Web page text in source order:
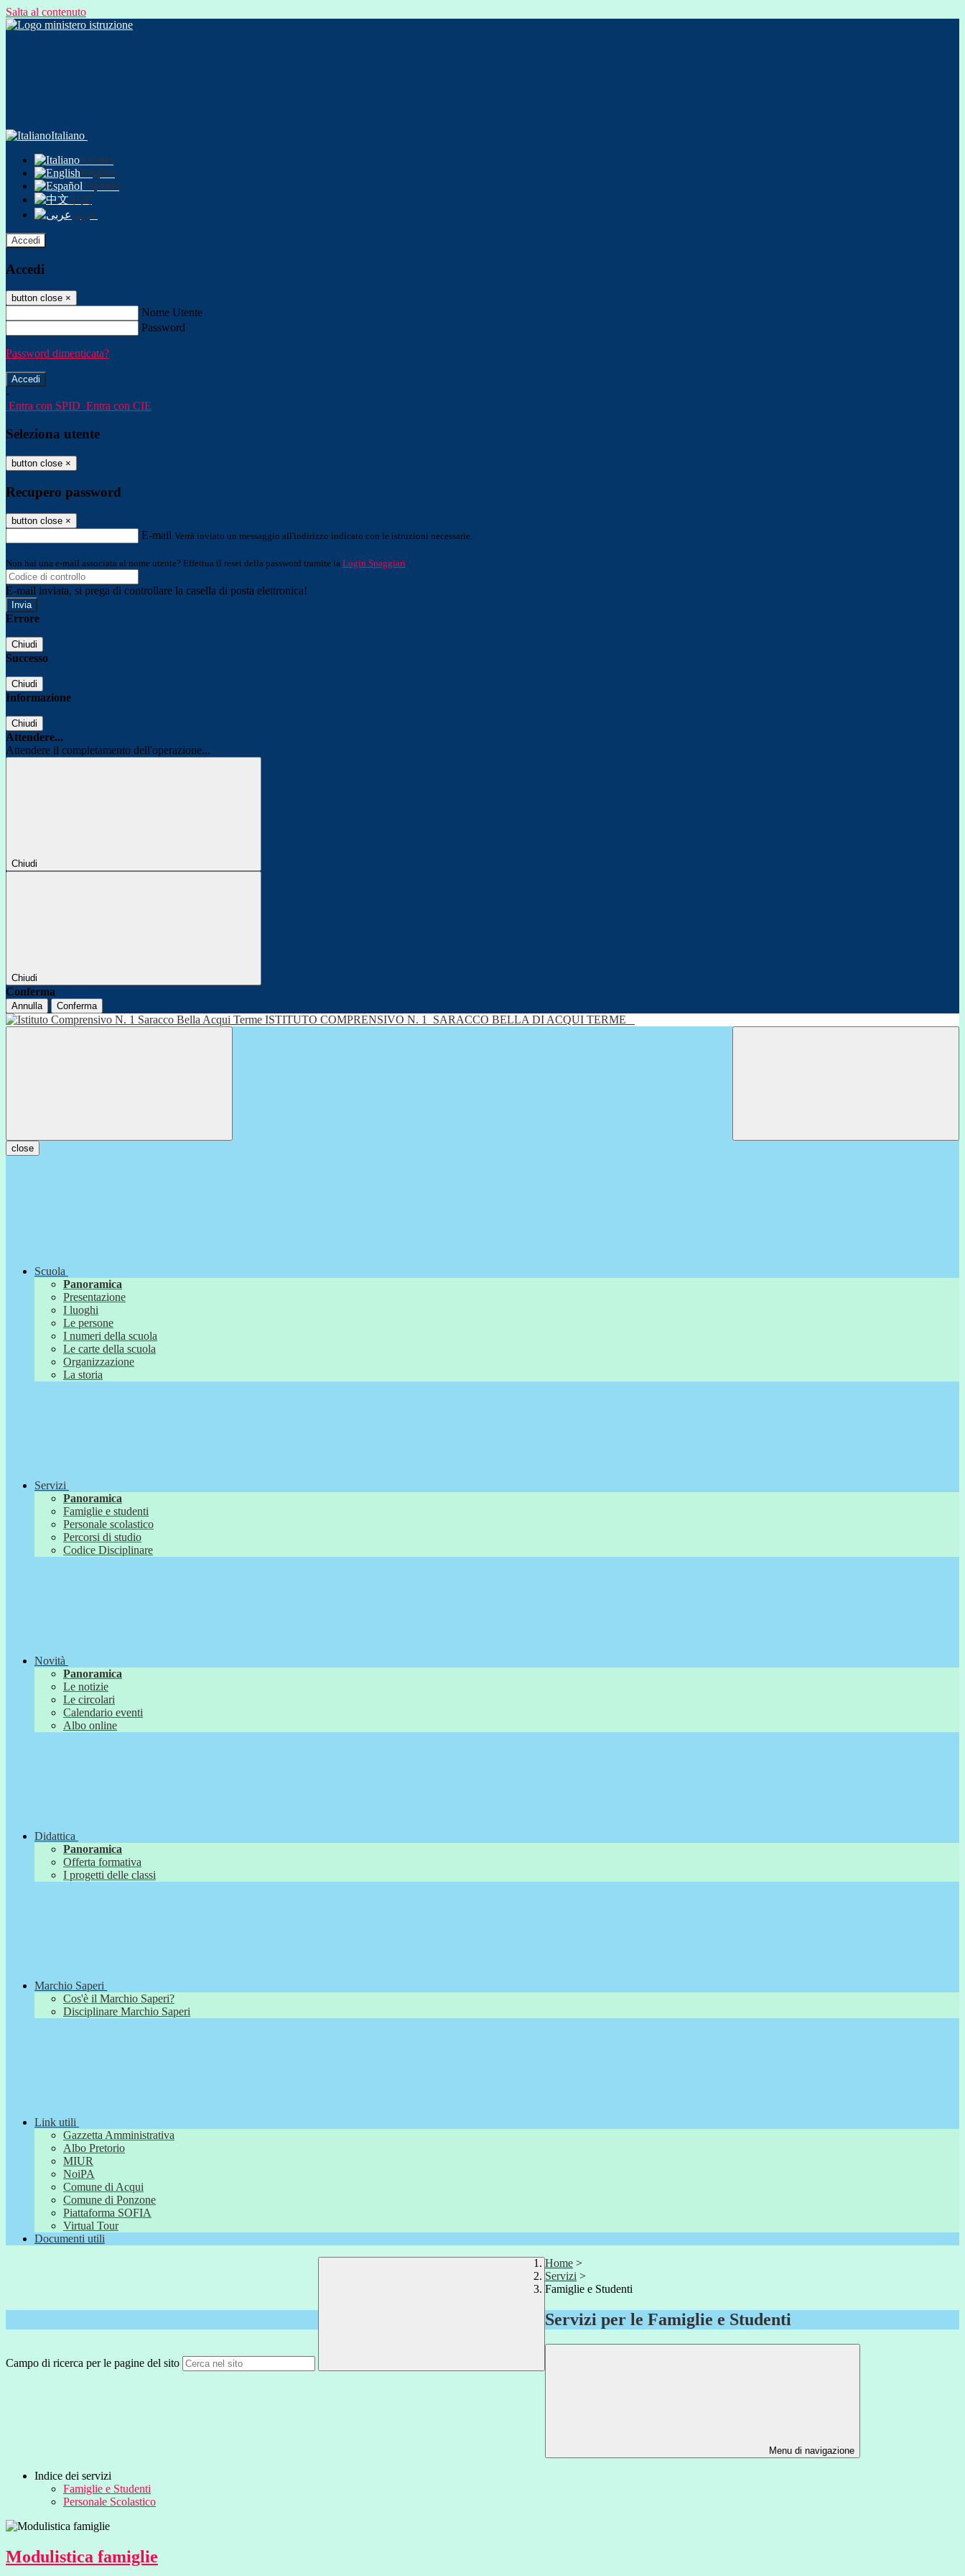
Salta al contenuto
Italiano
Italiano
English
Español
中文
عربى
Accedi
Accedi
button close ×
Nome Utente
Password
Password dimenticata?
-
Entra con SPID Entra con CIE
Seleziona utente
button close ×
Recupero password
button close ×
E-mail Verrà inviato un messaggio all'indirizzo indicato con le istruzioni necessarie.
Non hai una e-mail associata al nome utente? Effettua il reset della password tramite la Login Spaggiari
E-mail inviata, si prega di controllare la casella di posta elettronica!
Errore
Chiudi
Successo
Chiudi
Informazione
Chiudi
Attendere...
Attendere il completamento dell'operazione...
Chiudi
Chiudi
Conferma
Annulla Conferma
ISTITUTO COMPRENSIVO N. 1 SARACCO BELLA DI ACQUI TERME
close
Scuola
Panoramica
Presentazione
I luoghi
Le persone
I numeri della scuola
Le carte della scuola
Organizzazione
La storia
Servizi
Panoramica
Famiglie e studenti
Personale scolastico
Percorsi di studio
Codice Disciplinare
Novità
Panoramica
Le notizie
Le circolari
Calendario eventi
Albo online
Didattica
Panoramica
Offerta formativa
I progetti delle classi
Marchio Saperi
Cos'è il Marchio Saperi?
Disciplinare Marchio Saperi
Link utili
Gazzetta Amministrativa
Albo Pretorio
MIUR
NoiPA
Comune di Acqui
Comune di Ponzone
Piattaforma SOFIA
Virtual Tour
Documenti utili
Campo di ricerca per le pagine del sito
Home >
Servizi >
Famiglie e Studenti
Servizi per le Famiglie e Studenti
Menu di navigazione
Indice dei servizi
Famiglie e Studenti
Personale Scolastico
Modulistica famiglie